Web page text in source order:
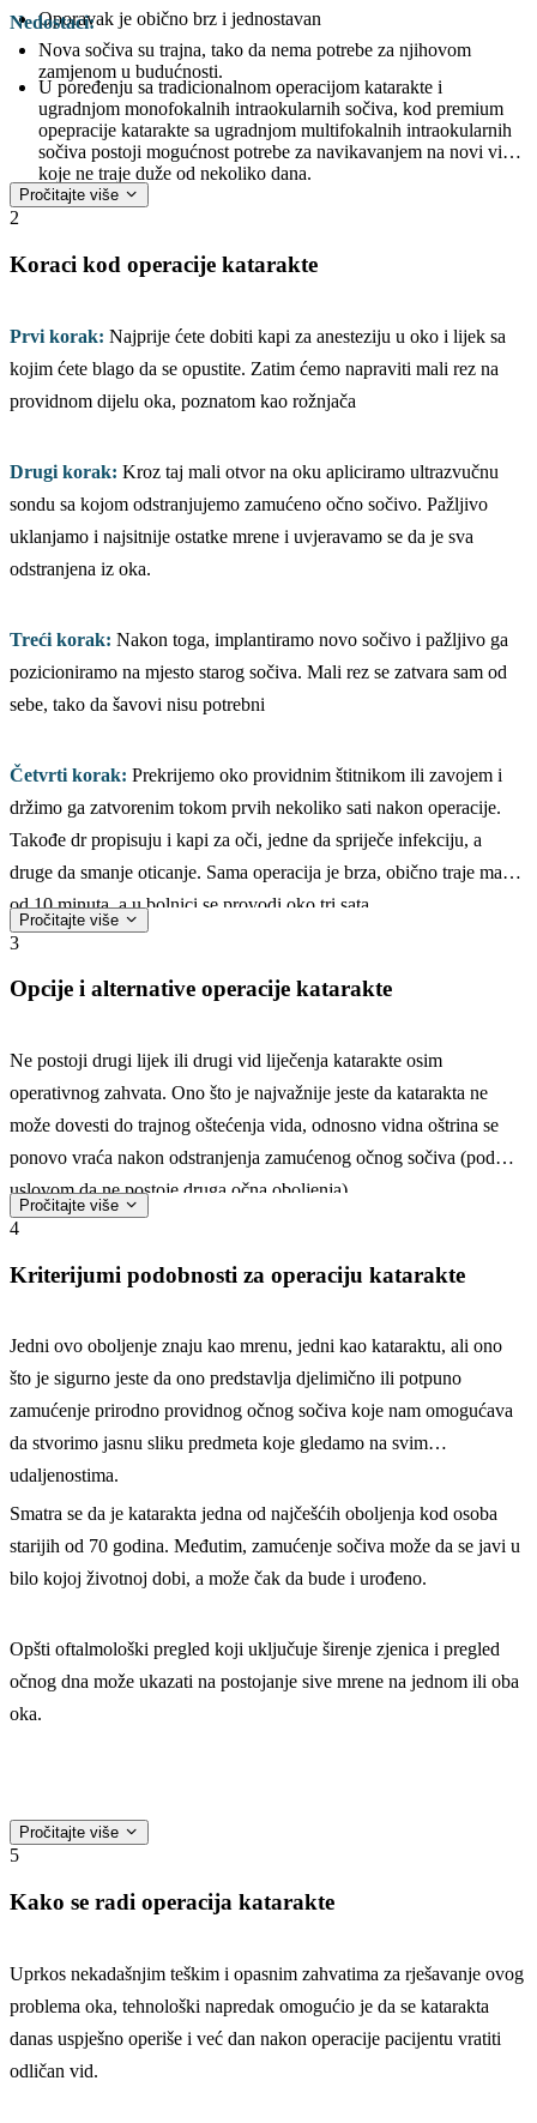
Oporavak je obično brz i jednostavan
Nova sočiva su trajna, tako da nema potrebe za njihovom
zamjenom u budućnosti.
Nedostaci:
U poređenju sa tradicionalnom operacijom katarakte i
ugradnjom monofokalnih intraokularnih sočiva, kod premium
opepracije katarakte sa ugradnjom multifokalnih intraokularnih
sočiva postoji mogućnost potrebe za navikavanjem na novi vid
koje ne traje duže od nekoliko dana.
Pročitajte više
2
Koraci kod operacije katarakte
Prvi korak: Najprije ćete dobiti kapi za anesteziju u oko i lijek sa
kojim ćete blago da se opustite. Zatim ćemo napraviti mali rez na
providnom dijelu oka, poznatom kao rožnjača
Drugi korak: Kroz taj mali otvor na oku apliciramo ultrazvučnu
sondu sa kojom odstranjujemo zamućeno očno sočivo. Pažljivo
uklanjamo i najsitnije ostatke mrene i uvjeravamo se da je sva
odstranjena iz oka.
Treći korak: Nakon toga, implantiramo novo sočivo i pažljivo ga
pozicioniramo na mjesto starog sočiva. Mali rez se zatvara sam od
sebe, tako da šavovi nisu potrebni
Četvrti korak: Prekrijemo oko providnim štitnikom ili zavojem i
držimo ga zatvorenim tokom prvih nekoliko sati nakon operacije.
Takođe dr propisuju i kapi za oči, jedne da spriječe infekciju, a
druge da smanje oticanje. Sama operacija je brza, obično traje manje
od 10 minuta, a u bolnici se provodi oko tri sata.
Pročitajte više
3
Opcije i alternative operacije katarakte
Ne postoji drugi lijek ili drugi vid liječenja katarakte osim
operativnog zahvata. Ono što je najvažnije jeste da katarakta ne
može dovesti do trajnog oštećenja vida, odnosno vidna oštrina se
ponovo vraća nakon odstranjenja zamućenog očnog sočiva (pod
uslovom da ne postoje druga očna oboljenja).
Pročitajte više
4
Kriterijumi podobnosti za operaciju katarakte
Jedni ovo oboljenje znaju kao mrenu, jedni kao kataraktu, ali ono
što je sigurno jeste da ono predstavlja djelimično ili potpuno
zamućenje prirodno providnog očnog sočiva koje nam omogućava
da stvorimo jasnu sliku predmeta koje gledamo na svim
udaljenostima.
Smatra se da je katarakta jedna od najčešćih oboljenja kod osoba
starijih od 70 godina. Međutim, zamućenje sočiva može da se javi u
bilo kojoj životnoj dobi, a može čak da bude i urođeno.
Opšti oftalmološki pregled koji uključuje širenje zjenica i pregled
očnog dna može ukazati na postojanje sive mrene na jednom ili oba
oka.
Pročitajte više
5
Kako se radi operacija katarakte
Uprkos nekadašnjim teškim i opasnim zahvatima za rješavanje ovog
problema oka, tehnološki napredak omogućio je da se katarakta
danas uspješno operiše i već dan nakon operacije pacijentu vratiti
odličan vid.